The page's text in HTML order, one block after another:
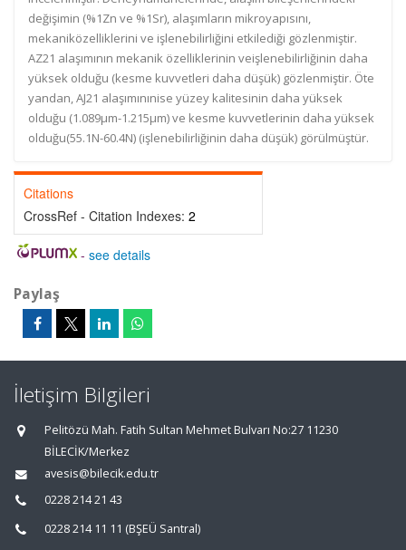
değişimin (%1Zn ve %1Sr), alaşımların mikroyapısını,
mekaniközelliklerini ve işlenebilirliğini etkilediği gözlenmiştir.
AZ21 alaşımının mekanik özelliklerinin veişlenebilirliğinin daha
yüksek olduğu (kesme kuvvetleri daha düşük) gözlenmiştir. Öte
yandan, AJ21 alaşımınınise yüzey kalitesinin daha yüksek
olduğu (1.089µm-1.215µm) ve kesme kuvvetlerinin daha yüksek
olduğu(55.1N-60.4N) (işlenebilirliğinin daha düşük) görülmüştür.
Citations
CrossRef - Citation Indexes: 2
- see details
Paylaş
İletişim Bilgileri
Pelitözü Mah. Fatih Sultan Mehmet Bulvarı No:27 11230
BİLECİK/Merkez
avesis@bilecik.edu.tr
0228 214 21 43
0228 214 11 11 (BŞEÜ Santral)